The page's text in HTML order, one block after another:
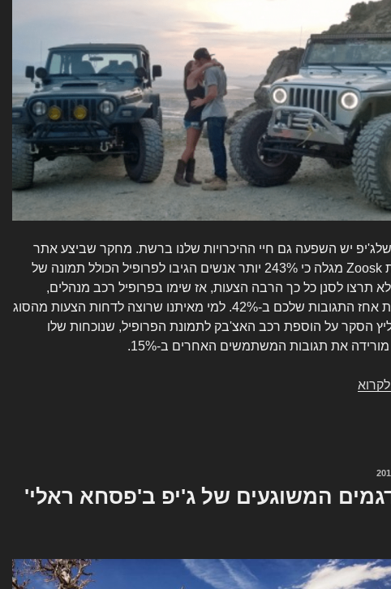
יש השפעה גם חיי ההיכרויות שלנו ברשת. מחקר שביצע אתר
ההיכרויות Zoosk מגלה כי 243% יותר אנשים הגיבו לפרופיל הכולל תמונה של
תרצו לסנן כל כך הרבה הצעות, אז שימו בפרופיל רכב מנהלים,
שיעלה את אחז התגובות שלכם ב-42%. למי מאיתנו שרוצה לדחות הצעות מהסוג
הסקר על הוספת רכב האצ'בק לתמונת הפרופיל, שנוכחות שלו
את תגובות המשתמשים האחרים ב-15%.
לפרופילהמשוגעים של ג'יפ ב'פסחא ראלי'